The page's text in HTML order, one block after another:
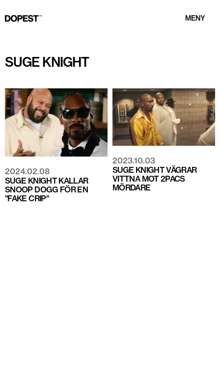
MENY
SUGE KNIGHT
2024.02.08
SUGE KNIGHT KALLAR
SNOOP DOGG FÖR EN
"FAKE CRIP"
2023.10.03
SUGE KNIGHT VÄGRAR
VITTNA MOT 2PACS
MÖRDARE